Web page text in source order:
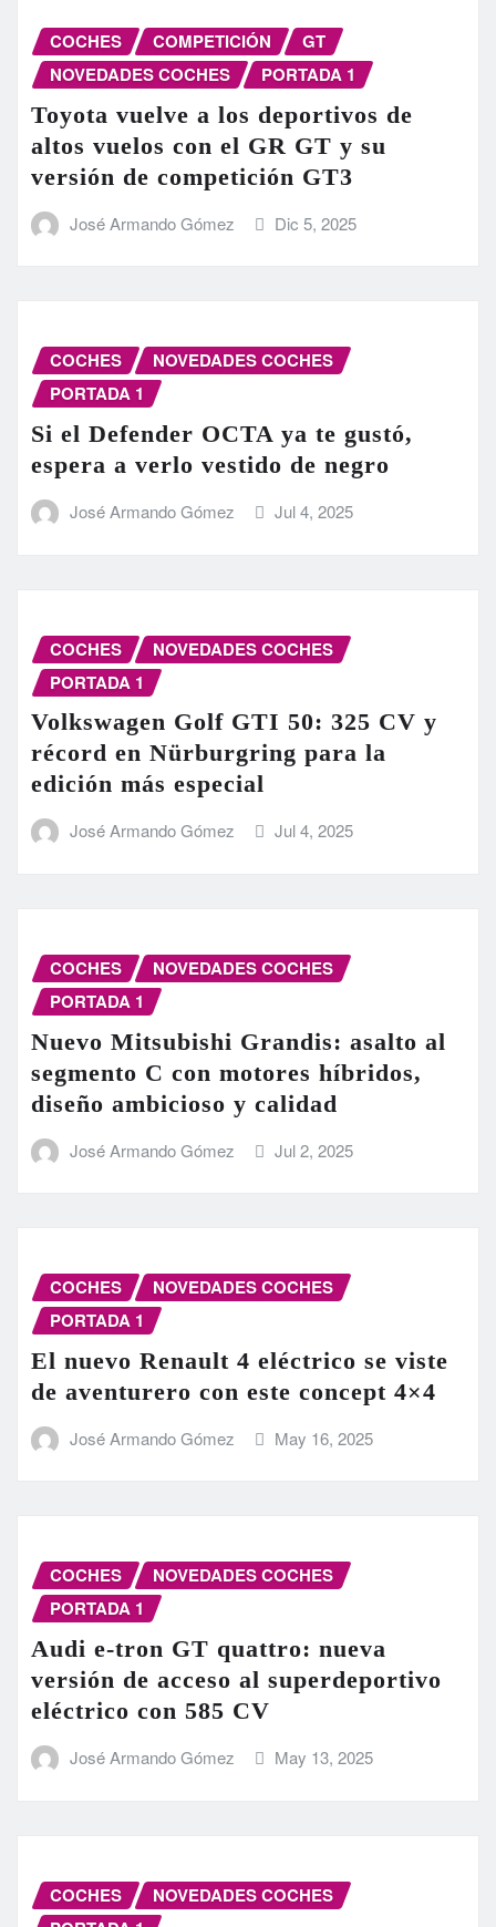
COCHES COMPETICIÓN
GT
NOVEDADES COCHES
PORTADA 1
Toyota vuelve a los deportivos de
altos vuelos con el GR GT y su
versión de competición GT3
José Armando Gómez Dic 5, 2025
COCHES
NOVEDADES COCHES
PORTADA 1
Si el Defender OCTA ya te gustó,
espera a verlo vestido de negro
José Armando Gómez Jul 4, 2025
COCHES
NOVEDADES COCHES
PORTADA 1
Volkswagen Golf GTI 50: 325 CV y
récord en Nürburgring para la
edición más especial
José Armando Gómez Jul 4, 2025
COCHES
NOVEDADES COCHES
PORTADA 1
Nuevo Mitsubishi Grandis: asalto al
segmento C con motores híbridos,
diseño ambicioso y calidad
José Armando Gómez Jul 2, 2025
COCHES
NOVEDADES COCHES
PORTADA 1
El nuevo Renault 4 eléctrico se viste
de aventurero con este concept 4×4
José Armando Gómez May 16, 2025
COCHES
NOVEDADES COCHES
PORTADA 1
Audi e-tron GT quattro: nueva
versión de acceso al superdeportivo
eléctrico con 585 CV
José Armando Gómez May 13, 2025
COCHES
NOVEDADES COCHES